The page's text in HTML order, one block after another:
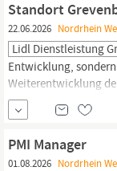
Standort
22.06.2026 Nordrhein
Lidl Dienstleistung
Entwicklung,
Weiterentwicklung
Unternehmens.
Bewertung und
PMI Manager
01.08.2026 Nordrhein